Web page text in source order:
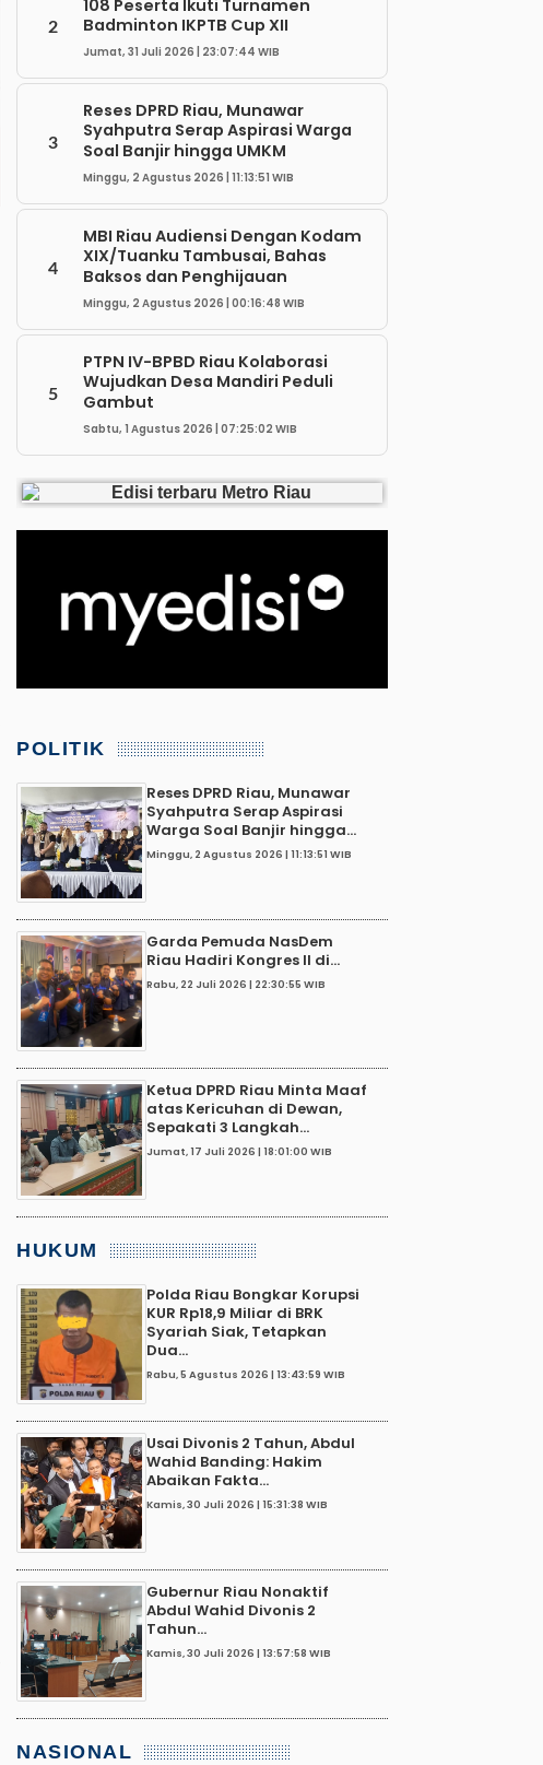
2
108 Peserta Ikuti Turnamen
Badminton IKPTB Cup XII
Jumat, 31 Juli 2026 | 23:07:44 WIB
3
Reses DPRD Riau, Munawar
Syahputra Serap Aspirasi Warga
Soal Banjir hingga UMKM
Minggu, 2 Agustus 2026 | 11:13:51 WIB
4
MBI Riau Audiensi Dengan Kodam
XIX/Tuanku Tambusai, Bahas
Baksos dan Penghijauan
Minggu, 2 Agustus 2026 | 00:16:48 WIB
5
PTPN IV-BPBD Riau Kolaborasi
Wujudkan Desa Mandiri Peduli
Gambut
Sabtu, 1 Agustus 2026 | 07:25:02 WIB
POLITIK
Reses DPRD Riau, Munawar
Syahputra Serap Aspirasi
Warga Soal Banjir hingga...
Minggu, 2 Agustus 2026 | 11:13:51 WIB
Garda Pemuda NasDem
Riau Hadiri Kongres II di...
Rabu, 22 Juli 2026 | 22:30:55 WIB
Ketua DPRD Riau Minta Maaf
atas Kericuhan di Dewan,
Sepakati 3 Langkah...
Jumat, 17 Juli 2026 | 18:01:00 WIB
HUKUM
Polda Riau Bongkar Korupsi
KUR Rp18,9 Miliar di BRK
Syariah Siak, Tetapkan
Dua...
Rabu, 5 Agustus 2026 | 13:43:59 WIB
Usai Divonis 2 Tahun, Abdul
Wahid Banding: Hakim
Abaikan Fakta...
Kamis, 30 Juli 2026 | 15:31:38 WIB
Gubernur Riau Nonaktif
Abdul Wahid Divonis 2
Tahun...
Kamis, 30 Juli 2026 | 13:57:58 WIB
NASIONAL